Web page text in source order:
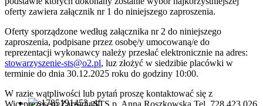
oferty zawiera załącznik nr 1 do niniejszego zaproszenia.
Oferty sporządzone według załącznika nr 2 do niniejszego
zaproszenia, podpisane przez osobę/y umocowaną/e do
reprezentacji wykonawcy należy przesłać elektronicznie na adres:
stowarzyszenie-sts@o2.pl, luz złożyć w siedzibie placówki w
terminie do dnia 30.12.2025 roku do godziny 10:00.
W razie wątpliwości lub pytań proszę kontaktować się z
Wiceprezesem Zarządu STS p. Anną Roszkowską Tel. 728 423 026